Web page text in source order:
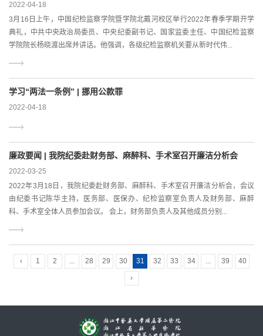
2022-04-18
3月16日上午，中国纪检监察学院暨学院北戴河校区举行2022年春季学期开学
典礼，中共中央政治局委员、中央纪委副书记、国家监委主任、中国纪检监察
学院院长杨晓渡出席并讲话。他强调，各级纪检监察机关要从新时代伟...
学习“两法一条例” | 挪用公款罪
2022-04-18
廉政要闻 | 我院纪委赴财务部、麻醉科、手术室召开廉洁分析会
2022-03-25
2022年3月18日，我院纪委赴财务部、麻醉科、手术室召开廉洁分析会，会议
由纪委书记陈华主持，医务部、医保办、纪检监察室负责人及财务部、麻醉
科、手术室全体人员参加会议。 会上，财务部负责人及其他成员分别...
‹ 1 2 ... 28 29 30 31 32 33 34 ... 39 40
›